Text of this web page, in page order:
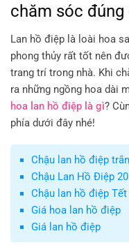
chăm sóc đúng
Lan hồ điệp là loài hoa
phong thủy rất tốt nên
trang trí trong nhà. Khi
ra những ngồng hoa dài
hoa lan hồ điệp là gì?
phía dưới đây nhé!
Chậu lan hồ điệp
Chậu Lan Hồ Điệp
Chậu lan hồ điệp
Giá hoa lan hồ điệp
Giá lan hồ điệp